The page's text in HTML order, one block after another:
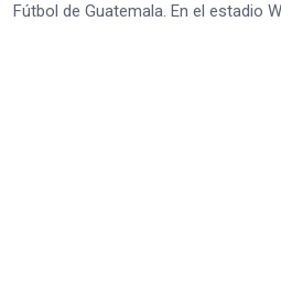
Fútbol de Guatemala. En el estadio